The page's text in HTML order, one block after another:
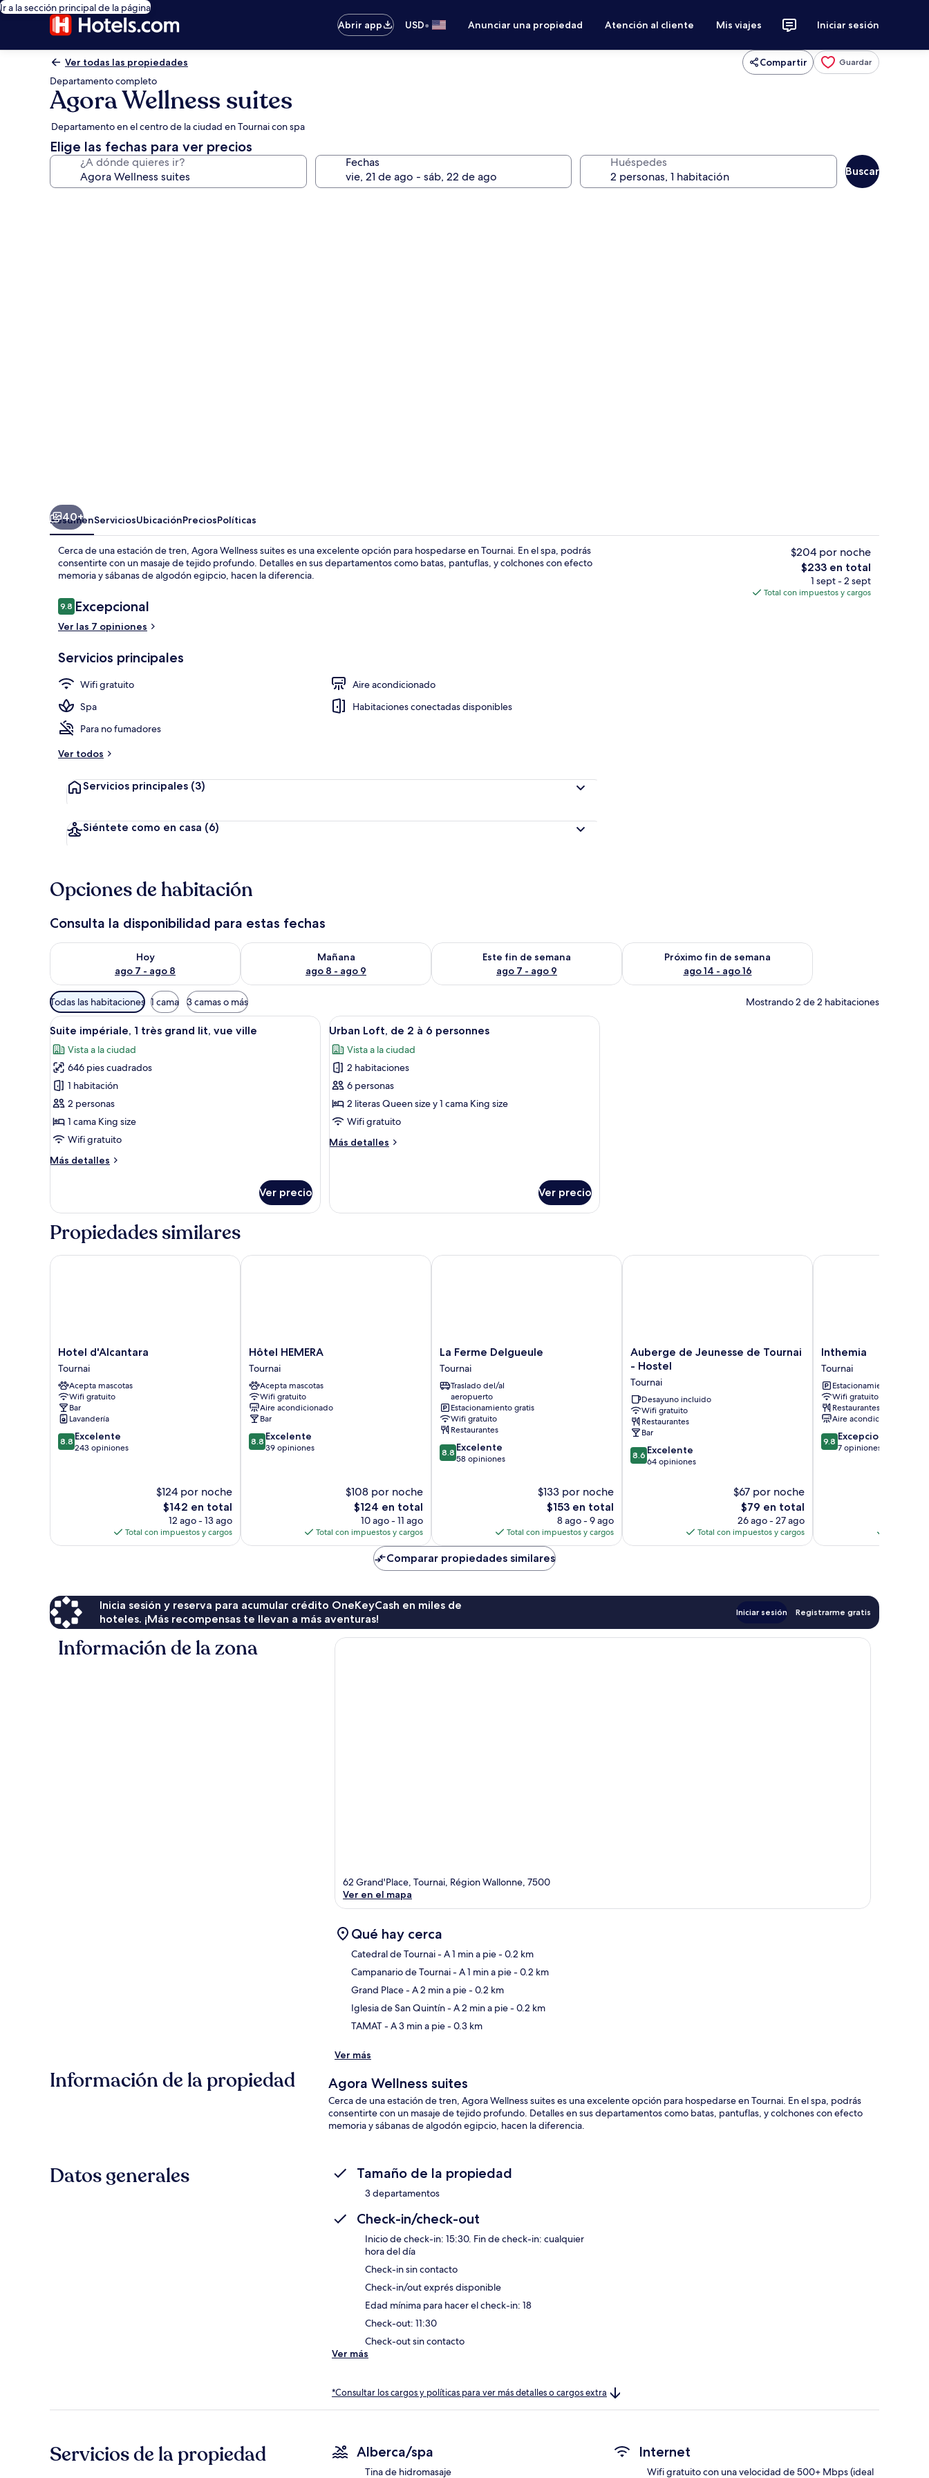
Ir a la sección principal de la página
Abrir app
USD• Anunciar una propiedad Atención al cliente Mis viajes Iniciar sesión
Ver todas las propiedades Compartir Guardar
Departamento completo
Agora Wellness suites
Departamento en el centro de la ciudad en Tournai con spa
Elige las fechas para ver precios
¿A dónde quieres ir? Fechas Huéspedes
Buscar
Sábanas de algodón egipcio y ropa de cama de alta calidad
40+
ResumenServiciosUbicaciónPreciosPolíticas
Cerca de una estación de tren, Agora Wellness suites es una excelente opción para hospedarse en Tournai. En el spa, podrás
consentirte con un masaje de tejido profundo. Detalles en sus departamentos como batas, pantuflas, y colchones con efecto
memoria y sábanas de algodón egipcio, hacen la diferencia.
Opiniones
9.89.8 de 10,
Excepcional
Ver las 7 opiniones
Servicios principales
Wifi gratuito
Aire acondicionado
Spa
Habitaciones conectadas disponibles
Para no fumadores
Ver todos
Servicios principales (3)
Siéntete como en casa (6)
$204 por noche
El
precio
total
$233 en total
1 sept - 2 sept
Total con impuestos y cargos
Opciones de habitación
Consulta la disponibilidad para estas fechas
Hoy
ago 7 - ago 8
Consulta la disponibilidad para hoy ago 7 - ago 8
Mañana
ago 8 - ago 9
Consulta la disponibilidad para mañana ago 8 - ago 9
Este fin de semana
ago 7 - ago 9
Consulta la disponibilidad para este fin de semana ago 7 - ago 9
Próximo fin de semana
ago 14 - ago 16
Consulta la disponibilidad para el próximo fin de semana ago
Filtros
disponibles
para
las
habitaciones
Todas las habitaciones 1 cama 3 camas o más Mostrando 2 de 2 habitaciones
Abrir
todas
las
fotos
de
Suite
impériale,
1
grand
ville
Una sala de estar moderna con una gran araña, una chimenea y un árbol de Navidad.
14
Suite impériale, 1 très grand lit, vue ville
Vista a la ciudad
646 pies cuadrados
1 habitación
2 personas
1 cama King size
Wifi gratuito
Más detalles
Más
impériale,
très
lit,
Ver precio
Abrir
todas
las
fotos
de
Urban
Loft,
2
Habitación con literas, televisión, pared de ladrillo y tragaluz.
17
Urban Loft, de 2 à 6 personnes
Vista a la ciudad
2 habitaciones
6 personas
2 literas Queen size y 1 cama King size
Wifi gratuito
Más detalles
Más
de
personnes
Ver precio
Propiedades similares
Hotel
d'Alcantara
Tournai
Hotel d'Alcantara
Tournai
Acepta mascotas
Wifi gratuito
Bar
Lavandería
8.8
de
8.8 Excelente
243 opiniones
$124 por noche
El
precio
actual
es
$142 en total
12 ago - 13 ago
Total con impuestos y cargos
Hotel d'Alcantara
Hôtel
HEMERA
Tournai
Hôtel HEMERA
Tournai
Acepta mascotas
Wifi gratuito
Aire acondicionado
Bar
8.8
de
8.8 Excelente
39 opiniones
$108 por noche
El
precio
actual
es
$124 en total
10 ago - 11 ago
Total con impuestos y cargos
Hôtel HEMERA
La
Ferme
Delgueule
Tournai
La Ferme Delgueule
Tournai
Traslado del/al
aeropuerto
Estacionamiento gratis
Wifi gratuito
Restaurantes
8.8
de
8.8 Excelente
58 opiniones
$133 por noche
El
precio
actual
es
de
$153
$153 en total
8 ago - 9 ago
Total con impuestos y cargos
La Ferme Delgueule
Auberge
de
de
Tournai
-
Hostel
Tournai
Auberge de Jeunesse de Tournai
- Hostel
Tournai
Desayuno incluido
Wifi gratuito
Restaurantes
Bar
8.6
de
8.6 Excelente
64 opiniones
$67 por noche
El
precio
actual
es
$79 en total
26 ago - 27 ago
Total con impuestos y cargos
Auberge de Jeunesse de Tournai - Hostel
Inthemia
Tournai
Inthemia
Tournai
Estacionamiento gratis
Wifi gratuito
Restaurantes
Aire acondicionado
9.8
de
9.8 Excepcional
7 opiniones
Inthemia
Comparar propiedades similares
Inicia sesión y reserva para acumular crédito OneKeyCash en miles de
hoteles. ¡Más recompensas te llevan a más aventuras!
Iniciar sesión Registrarme gratis
Información de la zona
62 Grand'Place, Tournai, Région Wallonne, 7500
Ver en el mapa
Qué hay cerca
Catedral de Tournai- A 1 min a pie- 0.2 km
Campanario de Tournai- A 1 min a pie- 0.2 km
Grand Place- A 2 min a pie- 0.2 km
Iglesia de San Quintín- A 2 min a pie- 0.2 km
TAMAT- A 3 min a pie- 0.3 km
Ver más
Información de la propiedad Agora Wellness suites
Cerca de una estación de tren, Agora Wellness suites es una excelente opción para hospedarse en Tournai. En el spa, podrás
consentirte con un masaje de tejido profundo. Detalles en sus departamentos como batas, pantuflas, y colchones con efecto
memoria y sábanas de algodón egipcio, hacen la diferencia.
Datos generales Tamaño de la propiedad
3 departamentos
Check-in/check-out
Inicio de check-in: 15:30. Fin de check-in: cualquier
hora del día
Check-in sin contacto
Check-in/out exprés disponible
Edad mínima para hacer el check-in: 18
Check-out: 11:30
Check-out sin contacto
Ver más
*Consultar los cargos y políticas para ver más detalles o cargos extra
Servicios de la propiedad Alberca/spa
Tina de hidromasaje
Internet
Wifi gratuito con una velocidad de 500+ Mbps (ideal